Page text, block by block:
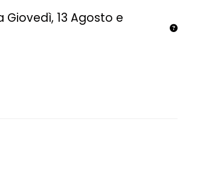
Giovedì, 13 Agosto e